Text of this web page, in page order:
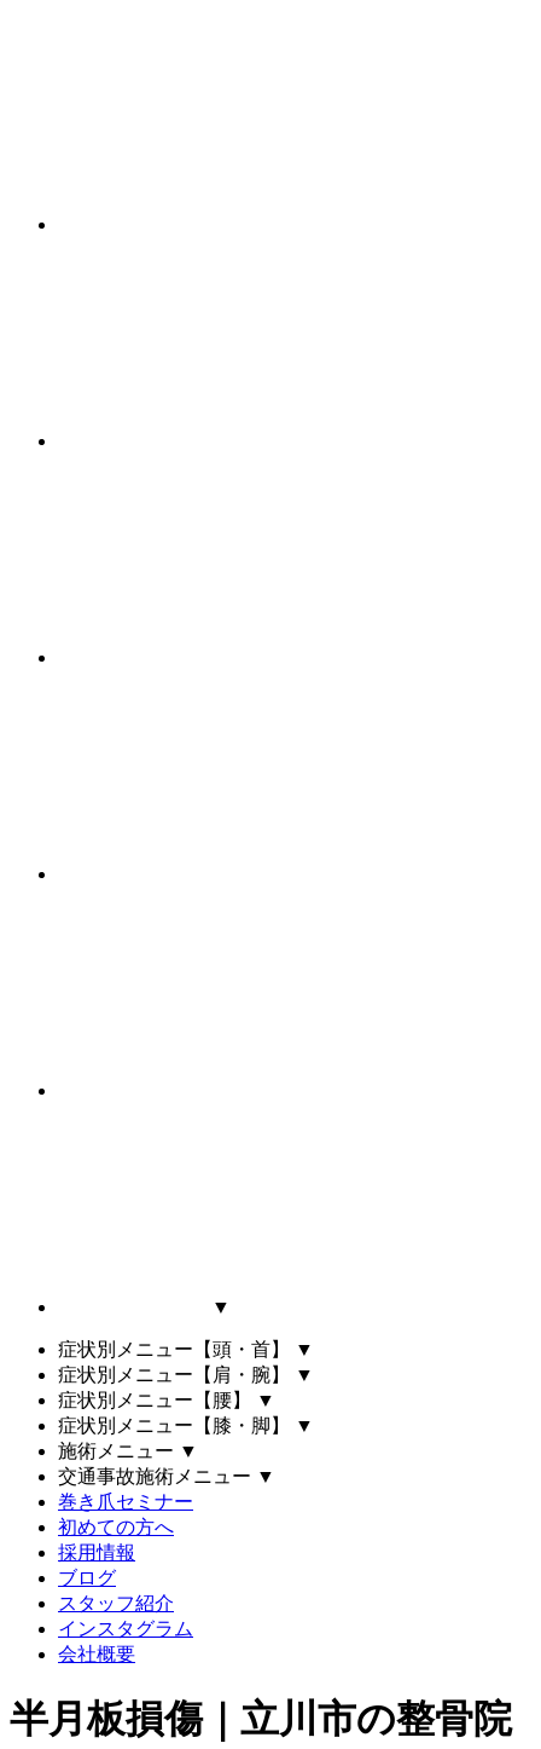
▼
症状別メニュー【頭・首】
▼
症状別メニュー【肩・腕】
▼
症状別メニュー【腰】
▼
症状別メニュー【膝・脚】
▼
施術メニュー ▼
交通事故施術メニュー ▼
巻き爪セミナー
初めての方へ
採用情報
ブログ
スタッフ紹介
インスタグラム
会社概要
半月板損傷｜立川市の整骨院